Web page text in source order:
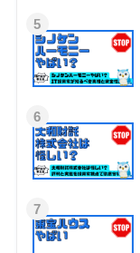
5
6
7